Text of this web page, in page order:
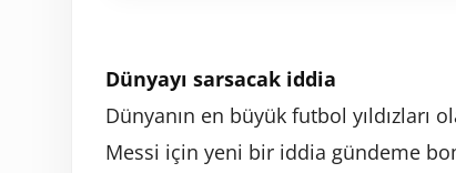
Dünyayı sarsacak iddia
Dünyanın en büyük futbol yıldızları
Messi için yeni bir iddia gündeme